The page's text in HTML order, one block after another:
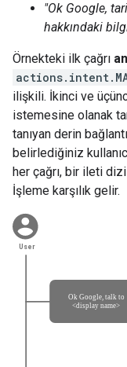
"Ok Google,
hakkındaki
Örnekteki ilk çağrı
ilişkili. İkinci ve
istemesine olanak
tanıyan derin
belirlediğiniz
her çağrı, bir ileti
İşleme karşılık gelir.